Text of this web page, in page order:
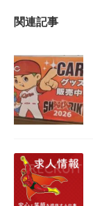
関連記事